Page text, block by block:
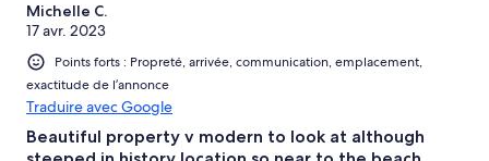
Michelle C.
17 avr. 2023
Points forts : Propreté, arrivée, communication, emplacement,
exactitude de l’annonce
Traduire avec Google
Beautiful property v modern to look at although